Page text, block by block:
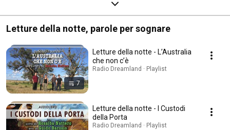
Letture della notte, parole per sognare
7
Letture della notte - L’Australia
che non c’è
Radio Dreamland · Playlist
Letture della notte - I Custodi
della Porta
Radio Dreamland · Playlist